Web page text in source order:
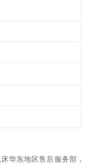
华东地区售后服务部，